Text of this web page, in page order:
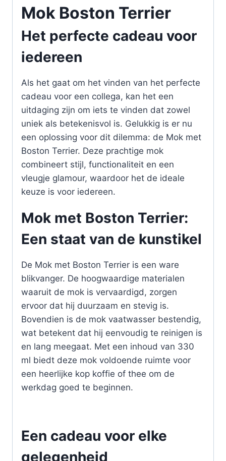
Mok Boston Terrier
Het perfecte cadeau voor
iedereen
Als het gaat om het vinden van het perfecte
cadeau voor een collega, kan het een
uitdaging zijn om iets te vinden dat zowel
uniek als betekenisvol is. Gelukkig is er nu
een oplossing voor dit dilemma: de Mok met
Boston Terrier. Deze prachtige mok
combineert stijl, functionaliteit en een
vleugje glamour, waardoor het de ideale
keuze is voor iedereen.
Mok met Boston Terrier:
Een staat van de kunstikel
De Mok met Boston Terrier is een ware
blikvanger. De hoogwaardige materialen
waaruit de mok is vervaardigd, zorgen
ervoor dat hij duurzaam en stevig is.
Bovendien is de mok vaatwasser bestendig,
wat betekent dat hij eenvoudig te reinigen is
en lang meegaat. Met een inhoud van 330
ml biedt deze mok voldoende ruimte voor
een heerlijke kop koffie of thee om de
werkdag goed te beginnen.
Een cadeau voor elke
gelegenheid